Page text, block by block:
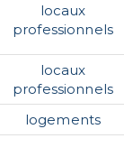
locaux
professionnels
locaux
professionnels
logements